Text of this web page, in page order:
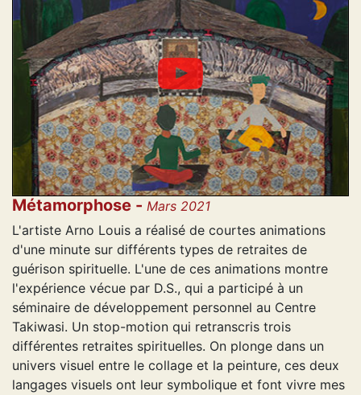
Métamorphose - Mars 2021
L'artiste Arno Louis a réalisé de courtes animations
d'une minute sur différents types de retraites de
guérison spirituelle. L'une de ces animations montre
l'expérience vécue par D.S., qui a participé à un
séminaire de développement personnel au Centre
Takiwasi. Un stop-motion qui retranscris trois
différentes retraites spirituelles. On plonge dans un
univers visuel entre le collage et la peinture, ces deux
langages visuels ont leur symbolique et font vivre mes